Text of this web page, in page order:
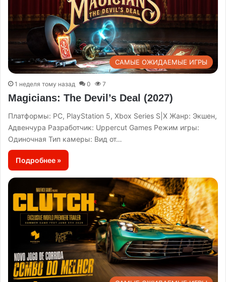
САМЫЕ ОЖИДАЕМЫЕ ИГРЫ
1 неделя тому назад 0 7
Magicians: The Devil’s Deal (2027)
Платформы: PC, PlayStation 5, Xbox Series S|X Жанр: Экшен,
Адвенчура Разработчик: Uppercut Games Режим игры:
Одиночная Тип камеры: Вид от…
Подробнее »